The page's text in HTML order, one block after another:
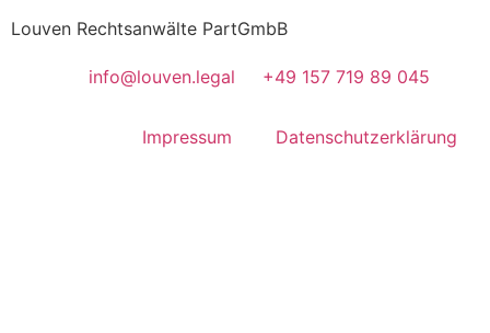
Louven Rechtsanwälte PartGmbB
info@louven.legal +49 157 719 89 045
Impressum Datenschutzerklärung